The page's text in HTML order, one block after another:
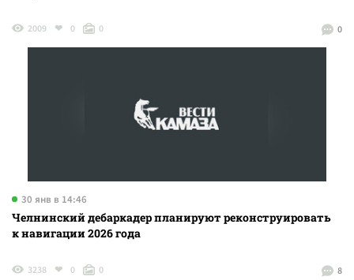
0
2009 0 0
30 янв в 14:46
Челнинский дебаркадер планируют реконструировать
к навигации 2026 года
8
3238 0 0